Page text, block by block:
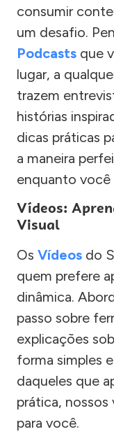
consumir
um desafio.
Podcasts que
lugar, a
trazem
histórias
dicas práticas
a maneira
enquanto você
Vídeos:
Visual
Os Vídeos do
quem prefere
dinâmica.
passo sobre
explicações
forma simples
daqueles que
prática, nossos
para você.